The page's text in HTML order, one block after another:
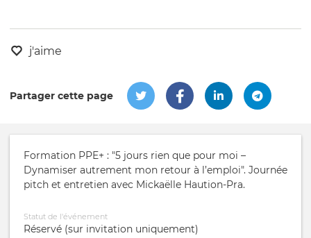
j'aime
Partager cette page
Formation PPE+ : "5 jours rien que pour moi –
Dynamiser autrement mon retour à l’emploi". Journée
pitch et entretien avec Mickaëlle Haution-Pra.
Statut de l'événement
Réservé (sur invitation uniquement)